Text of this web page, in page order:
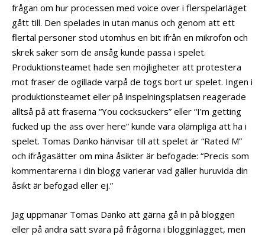
frågan om hur processen med voice over i flerspelarläget
gått till. Den spelades in utan manus och genom att ett
flertal personer stod utomhus en bit ifrån en mikrofon och
skrek saker som de ansåg kunde passa i spelet.
Produktionsteamet hade sen möjligheter att protestera
mot fraser de ogillade varpå de togs bort ur spelet. Ingen i
produktionsteamet eller på inspelningsplatsen reagerade
alltså på att fraserna “You cocksuckers” eller “I’m getting
fucked up the ass over here” kunde vara olämpliga att ha i
spelet. Tomas Danko hänvisar till att spelet är “Rated M”
och ifrågasätter om mina åsikter är befogade: “Precis som
kommentarerna i din blogg varierar vad gäller huruvida din
åsikt är befogad eller ej.”
Jag uppmanar Tomas Danko att gärna gå in på bloggen
eller på andra sätt svara på frågorna i blogginlägget, men